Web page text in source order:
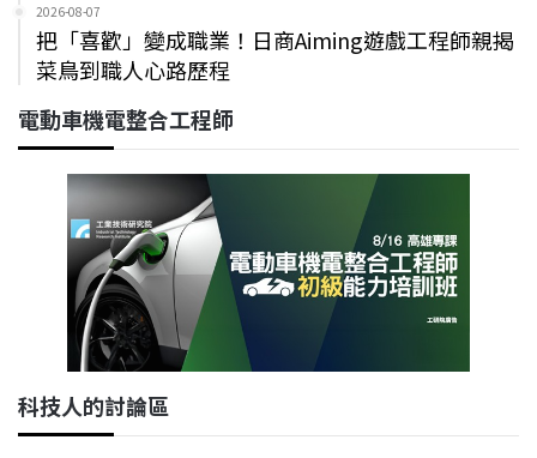
2026-08-07
把「喜歡」變成職業！日商Aiming遊戲工程師親揭
菜鳥到職人心路歷程
電動車機電整合工程師
科技人的討論區